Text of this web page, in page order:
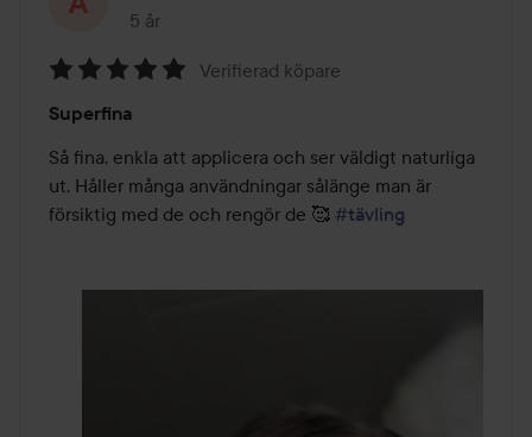
5 år
Inlägget skapades 5 år
5
av
5
Verifierad köpare
Superfina
Så fina, enkla att applicera och ser väldigt naturliga
ut. Håller många användningar sålänge man är
försiktig med de och rengör de 🥰 #tävling